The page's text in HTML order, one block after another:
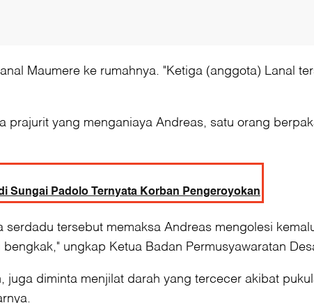
Maumere ke rumahnya. "Ketiga (anggota) Lanal
prajurit yang menganiaya Andreas, satu orang
Sungai Padolo Ternyata Korban Pengeroyokan
tersebut memaksa Andreas mengolesi
ungkap Ketua Badan Permusyawaratan
juga diminta menjilat darah yang tercecer akibat